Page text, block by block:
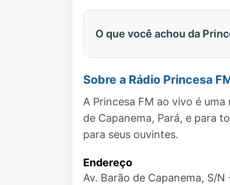
O que você achou da
Sobre a Rádio Princesa
A Princesa FM ao vivo é
de Capanema, Pará, e para
para seus ouvintes.
Endereço
Av. Barão de Capanema, S/